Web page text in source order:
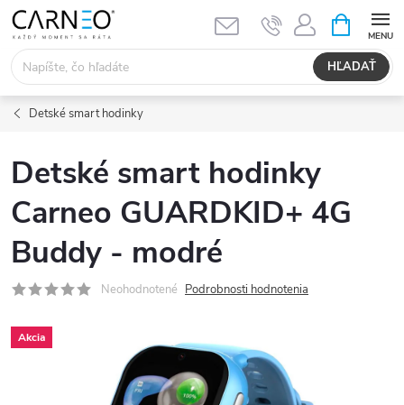
Prejsť
obsah
HĽADAŤ
KOŠÍK
Detské smart hodinky
Detské smart hodinky
Carneo GUARDKID+ 4G
Buddy - modré
Neohodnotené Podrobnosti hodnotenia
Akcia